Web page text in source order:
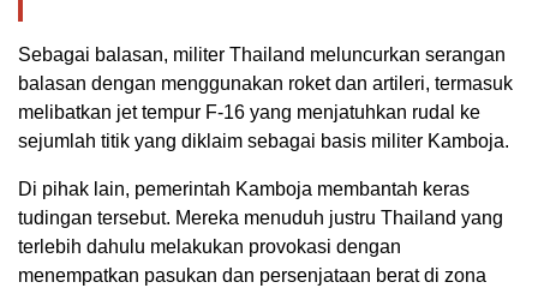
Sebagai balasan, militer Thailand meluncurkan serangan
balasan dengan menggunakan roket dan artileri, termasuk
melibatkan jet tempur F-16 yang menjatuhkan rudal ke
sejumlah titik yang diklaim sebagai basis militer Kamboja.
Di pihak lain, pemerintah Kamboja membantah keras
tudingan tersebut. Mereka menuduh justru Thailand yang
terlebih dahulu melakukan provokasi dengan
menempatkan pasukan dan persenjataan berat di zona